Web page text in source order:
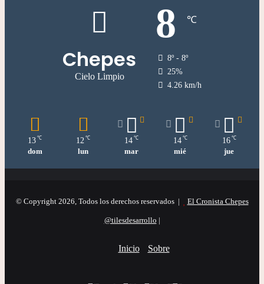
Chepes
Cielo Limpio
8 ℃
8º - 8º
25%
4.26 km/h
13 ℃
dom
12 ℃
lun
14 ℃
mar
14 ℃
mié
16 ℃
jue
© Copyright 2026, Todos los derechos reservados | El Cronista Chepes
@tilesdesarrollo |
Inicio Sobre